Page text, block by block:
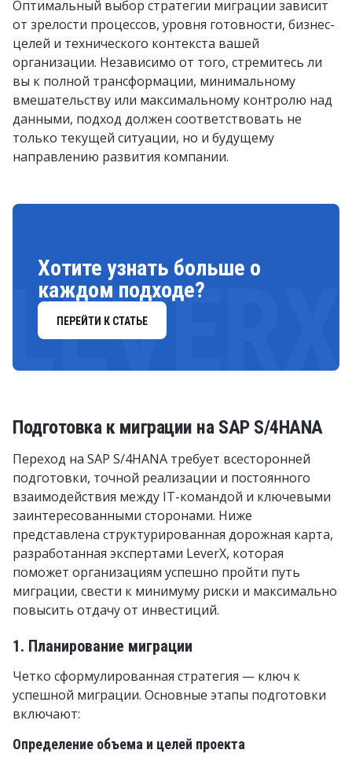
Оптимальный выбор стратегии миграции зависит
от зрелости процессов, уровня готовности, бизнес-
целей и технического контекста вашей
организации. Независимо от того, стремитесь ли
вы к полной трансформации, минимальному
вмешательству или максимальному контролю над
данными, подход должен соответствовать не
только текущей ситуации, но и будущему
направлению развития компании.
LEVERX
Хотите узнать больше о
каждом подходе?
ПЕРЕЙТИ К СТАТЬЕ
Подготовка к миграции на SAP S/4HANA
Переход на SAP S/4HANA требует всесторонней
подготовки, точной реализации и постоянного
взаимодействия между IT-командой и ключевыми
заинтересованными сторонами. Ниже
представлена структурированная дорожная карта,
разработанная экспертами LeverX, которая
поможет организациям успешно пройти путь
миграции, свести к минимуму риски и максимально
повысить отдачу от инвестиций.
1. Планирование миграции
Четко сформулированная стратегия — ключ к
успешной миграции. Основные этапы подготовки
включают:
Определение объема и целей проекта